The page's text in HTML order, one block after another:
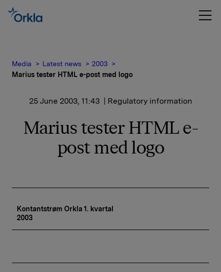
Media Latest news
2003
Marius tester HTML e-post med logo
25 June 2003, 11:43 | Regulatory information
Marius tester HTML e-
post med logo
Kontantstrøm Orkla 1. kvartal
2003